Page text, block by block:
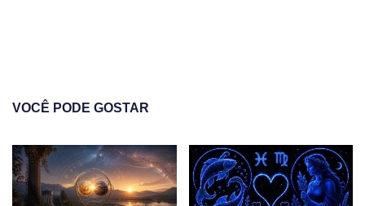
VOCÊ PODE GOSTAR